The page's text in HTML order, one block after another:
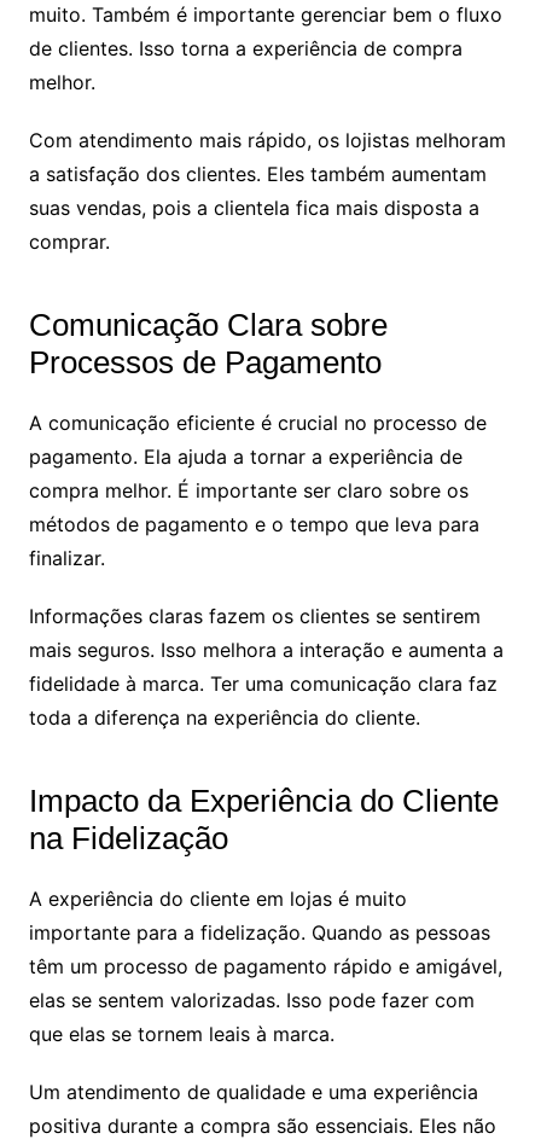
muito. Também é importante gerenciar bem o fluxo
de clientes. Isso torna a experiência de compra
melhor.
Com atendimento mais rápido, os lojistas melhoram
a satisfação dos clientes. Eles também aumentam
suas vendas, pois a clientela fica mais disposta a
comprar.
Comunicação Clara sobre
Processos de Pagamento
A comunicação eficiente é crucial no processo de
pagamento. Ela ajuda a tornar a experiência de
compra melhor. É importante ser claro sobre os
métodos de pagamento e o tempo que leva para
finalizar.
Informações claras fazem os clientes se sentirem
mais seguros. Isso melhora a interação e aumenta a
fidelidade à marca. Ter uma comunicação clara faz
toda a diferença na experiência do cliente.
Impacto da Experiência do Cliente
na Fidelização
A experiência do cliente em lojas é muito
importante para a fidelização. Quando as pessoas
têm um processo de pagamento rápido e amigável,
elas se sentem valorizadas. Isso pode fazer com
que elas se tornem leais à marca.
Um atendimento de qualidade e uma experiência
positiva durante a compra são essenciais. Eles não